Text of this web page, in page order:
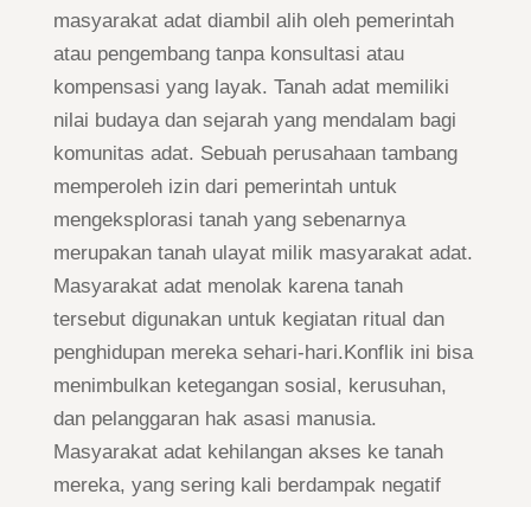
masyarakat adat diambil alih oleh pemerintah
atau pengembang tanpa konsultasi atau
kompensasi yang layak. Tanah adat memiliki
nilai budaya dan sejarah yang mendalam bagi
komunitas adat. Sebuah perusahaan tambang
memperoleh izin dari pemerintah untuk
mengeksplorasi tanah yang sebenarnya
merupakan tanah ulayat milik masyarakat adat.
Masyarakat adat menolak karena tanah
tersebut digunakan untuk kegiatan ritual dan
penghidupan mereka sehari-hari.Konflik ini bisa
menimbulkan ketegangan sosial, kerusuhan,
dan pelanggaran hak asasi manusia.
Masyarakat adat kehilangan akses ke tanah
mereka, yang sering kali berdampak negatif